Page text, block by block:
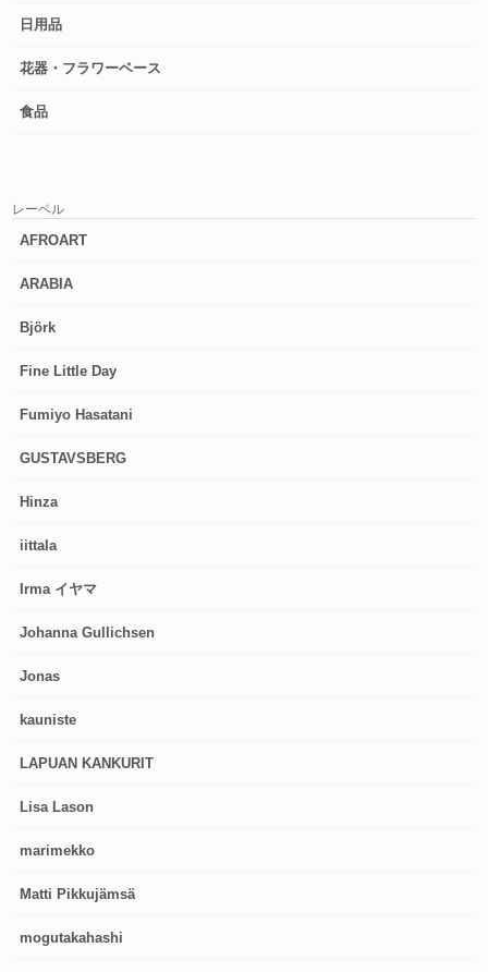
日用品
花器・フラワーベース
食品
レーベル
AFROART
ARABIA
Björk
Fine Little Day
Fumiyo Hasatani
GUSTAVSBERG
Hinza
iittala
Irma イヤマ
Johanna Gullichsen
Jonas
kauniste
LAPUAN KANKURIT
Lisa Lason
marimekko
Matti Pikkujämsä
mogutakahashi